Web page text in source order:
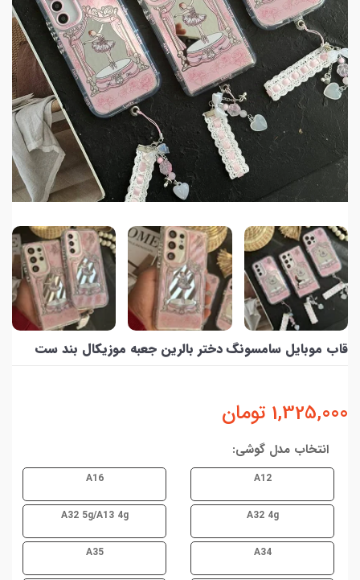
قاب موبایل سامسونگ دختر بالرین جعبه موزیکال بند ست
1,325,000 تومان
انتخاب مدل گوشی:
A12
A16
A32 4g
A32 5g/A13 4g
A34
A35